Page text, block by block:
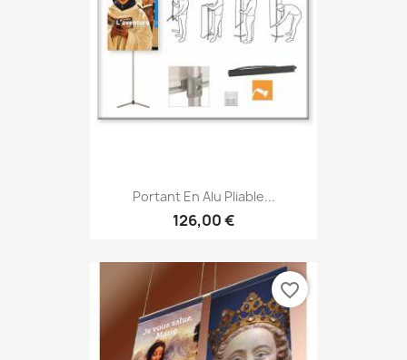
Portant En Alu Pliable...
126,00 €
favorite_border